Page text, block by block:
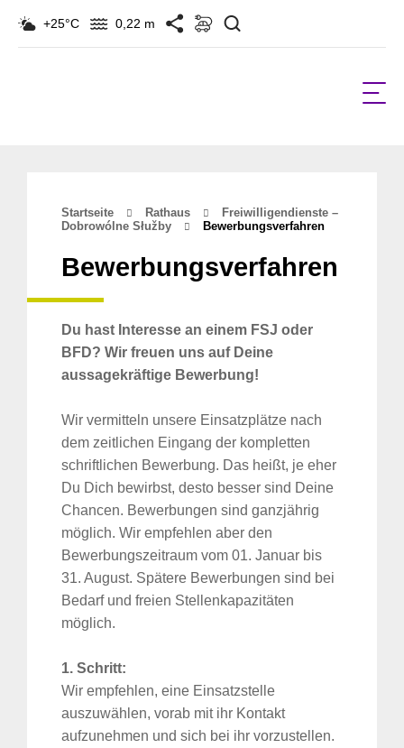
+25°C 0,22 m
Startseite Rathaus
Freiwilligendienste –
Dobrowólne Słužby
Bewerbungsverfahren
Bewerbungsverfahren
Du hast Interesse an einem FSJ oder
BFD? Wir freuen uns auf Deine
aussagekräftige Bewerbung!
Wir vermitteln unsere Einsatzplätze nach
dem zeitlichen Eingang der kompletten
schriftlichen Bewerbung. Das heißt, je eher
Du Dich bewirbst, desto besser sind Deine
Chancen. Bewerbungen sind ganzjährig
möglich. Wir empfehlen aber den
Bewerbungszeitraum vom 01. Januar bis
31. August. Spätere Bewerbungen sind bei
Bedarf und freien Stellenkapazitäten
möglich.
1. Schritt:
Wir empfehlen, eine Einsatzstelle
auszuwählen, vorab mit ihr Kontakt
aufzunehmen und sich bei ihr vorzustellen.